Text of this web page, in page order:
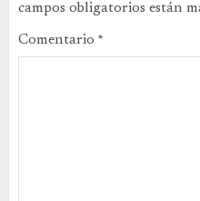
campos obligatorios están
Comentario *